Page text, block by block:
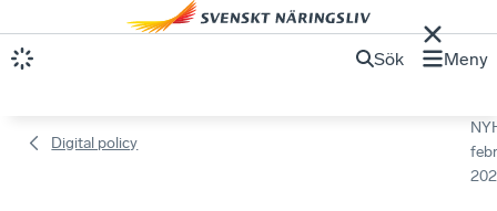
Sök Meny
Digital policy